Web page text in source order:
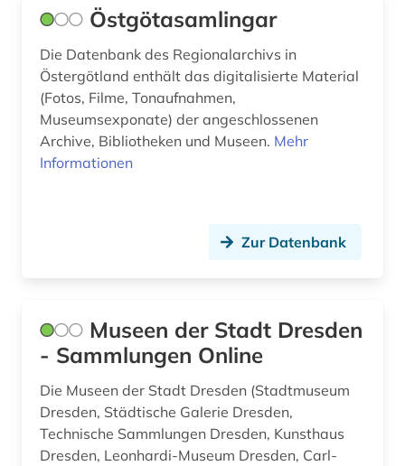
Östgötasamlingar
Die Datenbank des Regionalarchivs in
Östergötland enthält das digitalisierte Material
(Fotos, Filme, Tonaufnahmen,
Museumsexponate) der angeschlossenen
Archive, Bibliotheken und Museen. Mehr
Informationen
Zur Datenbank
Museen der Stadt Dresden
- Sammlungen Online
Die Museen der Stadt Dresden (Stadtmuseum
Dresden, Städtische Galerie Dresden,
Technische Sammlungen Dresden, Kunsthaus
Dresden, Leonhardi-Museum Dresden, Carl-